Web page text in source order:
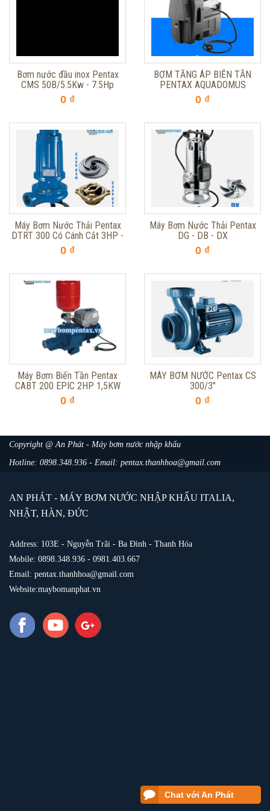
Chat với An Phát
Bơm nước đầu inox Pentax
CMS 50B/5.5Kw - 7.5Hp
0 ₫
BƠM TĂNG ÁP BIẾN TẦN
PENTAX AQUADOMUS
0 ₫
Máy Bơm Nước Thải Pentax
DTRT 300 Có Cánh Cắt 3HP -
2,2KW
0 ₫
Máy Bơm Nước Thải Pentax
DG - DB - DX
0 ₫
Máy Bơm Biến Tần Pentax
CABT 200 EPIC 2HP 1,5KW
0 ₫
MÁY BƠM NƯỚC Pentax CS
300/3"
0 ₫
Copyright @ An Phát - Máy bơm nước nhập khẩu
Hotline: 0898.348.936 - Email: pentax.thanhhoa@gmail.com
AN PHÁT - MÁY BƠM NƯỚC NHẬP KHẨU ITALIA,
NHẬT, HÀN, ĐỨC
Address: 103E - Nguyễn Trãi - Ba Đình - Thanh Hóa
Mobile: 0898.348.936 - 0981.403.667
Email: pentax.thanhhoa@gmail.com
Website:maybomanphat.vn